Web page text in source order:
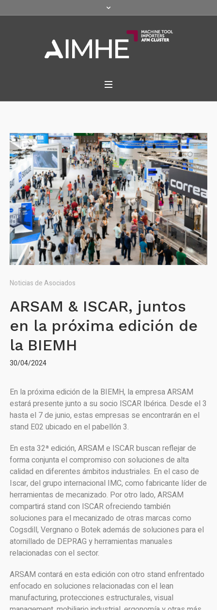
Noticias de Asociados
ARSAM & ISCAR, juntos
en la próxima edición de
la BIEMH
30/04/2024
En la próxima edición de la BIEMH, la empresa ARSAM
estará presente junto a su socio ISCAR Ibérica. Desde el 3
hasta el 7 de junio, estas empresas se encontrarán en el
stand E02 ubicado en el pabellón 3.
En esta 32ª edición, ARSAM e ISCAR buscan reflejar de
forma conjunta el compromiso con soluciones de alta
calidad en diferentes ámbitos industriales. En el caso de
Iscar, del grupo internacional IMC, como fabricante líder de
herramientas de mecanizado. Por otro lado, ARSAM
compartirá stand con ISCAR ofreciendo también
soluciones para el mecanizado de otras marcas como
Cogsdill, Vergnano o Botek además de soluciones para el
atornillado de DEPRAG y herramientas manuales
relacionadas con el sector.
ARSAM contará en esta edición con otro stand enfrentado
enfocado en soluciones relacionadas con el lean
manufacturing, protecciones estructurales, visual